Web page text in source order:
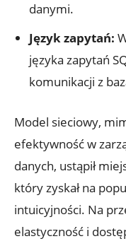
danymi.
Język zapytań:
języka zapytań
komunikacji z
Model ⁤sieciowy,
efektywność w
⁢danych, ustąpił
który zyskał‌ na
intuicyjności. Na
elastyczność i